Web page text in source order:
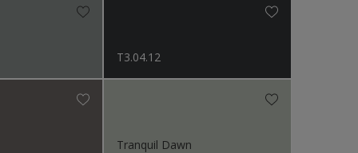
T3.04.12
Tranquil Dawn